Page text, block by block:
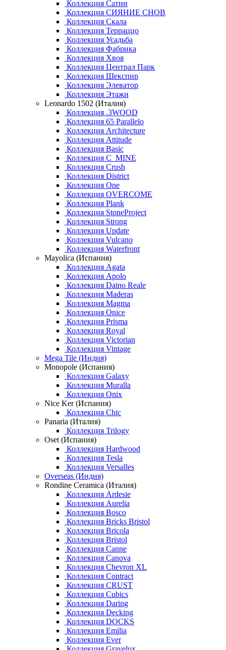
Коллекция Сатин
Коллекция СИЯНИЕ СНОВ
Коллекция Скала
Коллекция Терраццо
Коллекция Усадьба
Коллекция Фабрика
Коллекция Хвоя
Коллекция Централ Парк
Коллекция Шекспир
Коллекция Элеватор
Коллекция Этажи
Leonardo 1502 (Италия)
Коллекция .3WOOD
Коллекция 65 Parallelo
Коллекция Architecture
Коллекция Attitude
Коллекция Basic
Коллекция C_MINE
Коллекция Crush
Коллекция District
Коллекция One
Коллекция OVERCOME
Коллекция Plank
Коллекция StoneProject
Коллекция Strong
Коллекция Update
Коллекция Vulcano
Коллекция Waterfront
Mayolica (Испания)
Коллекция Agata
Коллекция Apolo
Коллекция Daino Reale
Коллекция Maderas
Коллекция Magma
Коллекция Onice
Коллекция Prisma
Коллекция Royal
Коллекция Victorian
Коллекция Vintage
Mega Tile (Индия)
Monopole (Испания)
Коллекция Galaxy
Коллекция Muralla
Коллекция Onix
Nice Ker (Испания)
Коллекция Chic
Panaria (Италия)
Коллекция Trilogy
Oset (Испания)
Коллекция Hardwood
Коллекция Tesla
Коллекция Versalles
Overseas (Индия)
Rondine Ceramica (Италия)
Коллекция Ardesie
Коллекция Aurelia
Коллекция Bosco
Коллекция Bricks Bristol
Коллекция Bricola
Коллекция Bristol
Коллекция Canne
Коллекция Canova
Коллекция Chevron XL
Коллекция Contract
Коллекция CRUST
Коллекция Cubics
Коллекция Daring
Коллекция Decking
Коллекция DOCKS
Коллекция Emilia
Коллекция Ever